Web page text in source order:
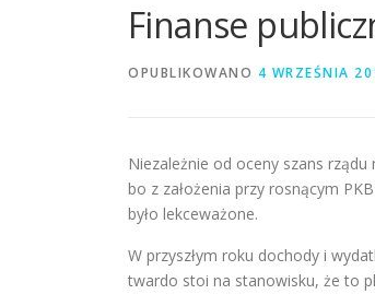
Finanse
OPUBLIKOWANO 4 WRZEŚNIA
Niezależnie od oceny szans
bo z założenia przy rosnącym
było lekceważone.
W przyszłym roku dochody i
twardo stoi na stanowisku, że to